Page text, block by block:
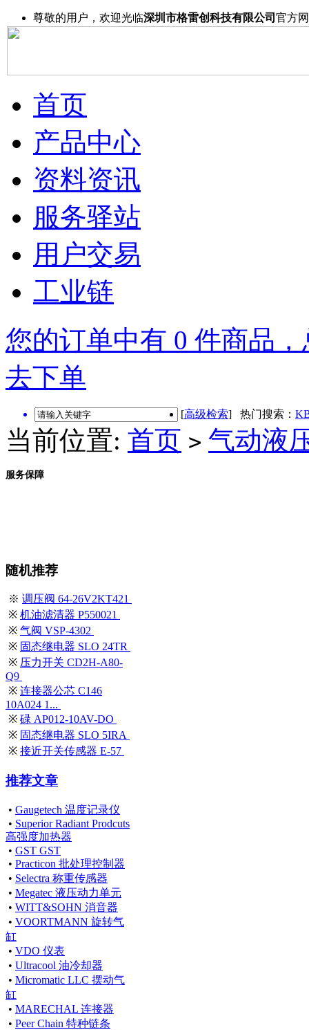
尊敬的用户，欢迎光临深圳市格雷创科技有限公司 官方
首页
产品中心
资料资讯
服务驿站
用户交易
工业链
您的订单中有 0 件商品
去下单
[高级检索] 热门搜索：
当前位置: 首页 > 气动液
服务保障
随机推荐
※ 调压阀 64-26V2KT421
※ 机油滤清器 P550021
※ 气阀 VSP-4302
※ 固态继电器 SLO 24TR
※ 压力开关 CD2H-A80-
Q9
※ 连接器公芯 C146
10A024 1...
※ 碌 AP012-10AV-DO
※ 固态继电器 SLO 5IRA
※ 接近开关传感器 E-57
推荐文章
• Gaugetech 温度记录仪
• Superior Radiant Prodcuts
高强度加热器
• GST GST
• Practicon 批处理控制器
• Selectra 称重传感器
• Megatec 液压动力单元
• WITT&SOHN 消音器
• VOORTMANN 旋转气
缸
• VDO 仪表
• Ultracool 油冷却器
• Micromatic LLC 摆动气
缸
• MARECHAL 连接器
• Peer Chain 特种链条